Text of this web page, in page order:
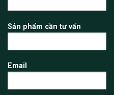
Sản phẩm cần tư vấn
Email